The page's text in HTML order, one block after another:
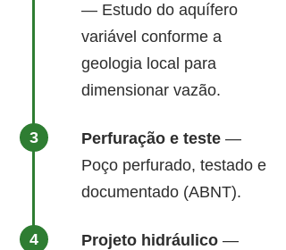
— Estudo do aquífero
variável conforme a
geologia local para
dimensionar vazão.
Perfuração e teste —
Poço perfurado, testado e
documentado (ABNT).
Projeto hidráulico —